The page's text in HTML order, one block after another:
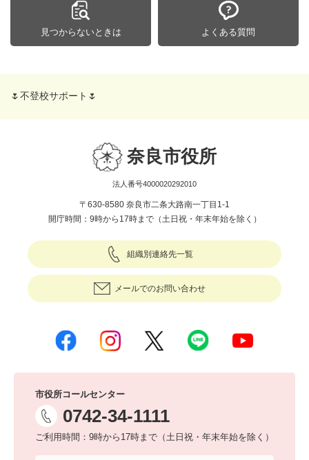
見つからないときは よくある質問
🌷不登校サポート🌷
奈良市役所
法人番号4000020292010
〒630-8580 奈良市二条大路南一丁目1-1
開庁時間：9時から17時まで（土日祝・年末年始を除く）
組織別連絡先一覧
メールでのお問い合わせ
市役所コールセンター
0742-34-1111
ご利用時間：9時から17時まで（土日祝・年末年始を除く）